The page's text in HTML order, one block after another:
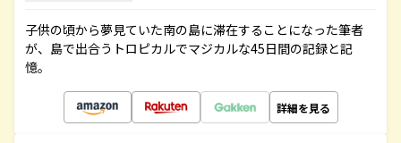
子供の頃から夢見ていた南の島に滞在することになった筆者
が、島で出合うトロピカルでマジカルな45日間の記録と記
憶。
詳細を見る